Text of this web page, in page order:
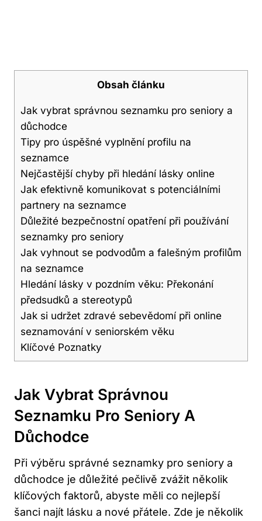
Obsah článku
Jak vybrat správnou seznamku pro seniory a
důchodce
Tipy pro úspěšné vyplnění profilu na
seznamce
Nejčastější chyby při hledání lásky online
Jak efektivně komunikovat s potenciálními
partnery na seznamce
Důležité bezpečnostní opatření při používání
seznamky pro seniory
Jak vyhnout se podvodům a falešným profilům
na seznamce
Hledání lásky v pozdním věku: Překonání
předsudků a stereotypů
Jak si udržet zdravé sebevědomí při online
seznamování v seniorském věku
Klíčové Poznatky
Jak Vybrat Správnou
Seznamku Pro Seniory A
Důchodce
Při výběru správné seznamky pro seniory a
důchodce je důležité pečlivě zvážit několik
klíčových faktorů, abyste měli co nejlepší
šanci najít lásku a nové přátele. Zde je několik